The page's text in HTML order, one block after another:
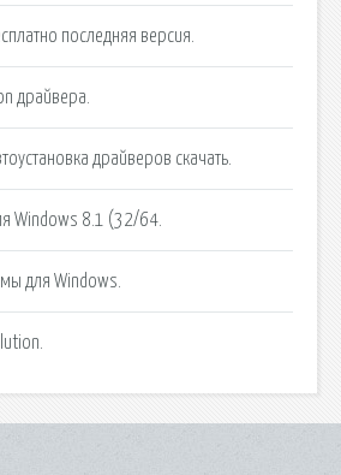
последняя версия.
драйвера.
драйверов скачать.
Windows 8.1 (32/64.
для Windows.